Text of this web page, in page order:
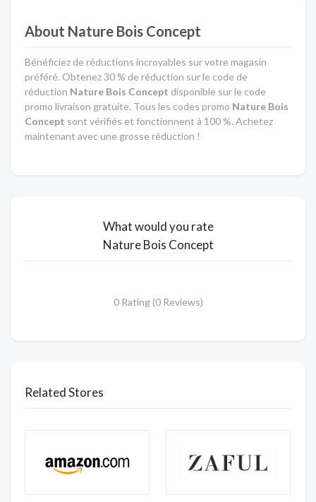
About Nature Bois Concept
Bénéficiez de réductions incroyables sur votre magasin
préféré. Obtenez 30 % de réduction sur le code de
réduction Nature Bois Concept disponible sur le code
promo livraison gratuite. Tous les codes promo Nature Bois
Concept sont vérifiés et fonctionnent à 100 %. Achetez
maintenant avec une grosse réduction !
What would you rate
Nature Bois Concept
0 Rating (0 Reviews)
Related Stores